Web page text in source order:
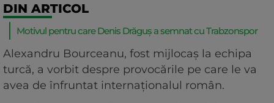
DIN ARTICOL
Motivul pentru care Denis Drăguș a semnat cu Trabzonspor
Alexandru Bourceanu, fost mijlocaș la echipa
turcă, a vorbit despre provocările pe care le va
avea de înfruntat internaționalul român.